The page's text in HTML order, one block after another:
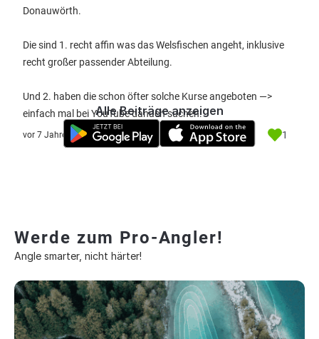
Donauwörth.
Die sind 1. recht affin was das Welsfischen angeht, inklusive
recht großer passender Abteilung.
Und 2. haben die schon öfter solche Kurse angeboten —>
einfach mal bei YouTube danach suchen.
vor 7 Jahre 1
Alle Beiträge anzeigen
Werde zum Pro-Angler!
Angle smarter, nicht härter!